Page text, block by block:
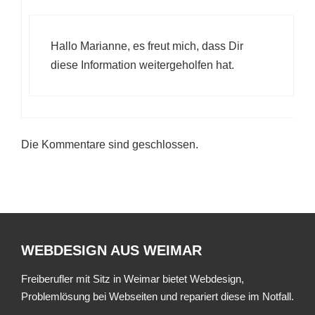
Hallo Marianne, es freut mich, dass Dir
diese Information weitergeholfen hat.
Die Kommentare sind geschlossen.
WEBDESIGN AUS WEIMAR
Freiberufler mit Sitz in Weimar bietet Webdesign,
Problemlösung bei Webseiten und repariert diese im Notfall.